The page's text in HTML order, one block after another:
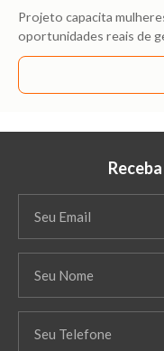
Projeto capacita
oportunidades reais de